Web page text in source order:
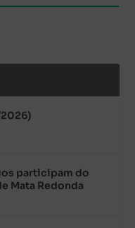
participam do
Mata Redonda